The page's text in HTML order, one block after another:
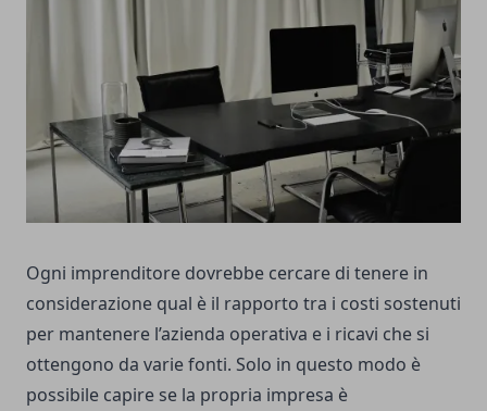
Ogni imprenditore dovrebbe cercare di tenere in
considerazione qual è il rapporto tra i costi sostenuti
per mantenere l’azienda operativa e i ricavi che si
ottengono da varie fonti. Solo in questo modo è
possibile capire se la propria impresa è